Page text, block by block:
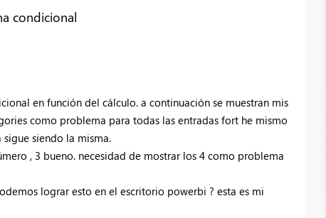
condicional
en función del cálculo. a continuación se muestran mis
como problema para todas las entradas fort he mismo
siendo la misma.
, 3 bueno. necesidad de mostrar los 4 como problema
lograr esto en el escritorio powerbi ? esta es mi
FabCon & SQLCon – Barcelona 2026
Join us in Barcelona for FabCon and SQLCon, the Fabric, Power BI,